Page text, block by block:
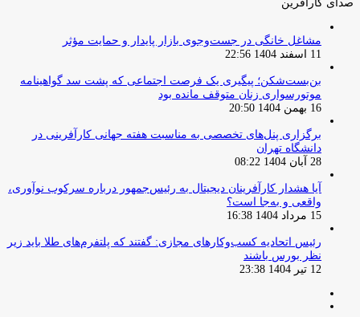
صدای کارآفرین
مشاغل خانگی در جست‌وجوی بازار پایدار و حمایت مؤثر
11 اسفند 1404 22:56
بن‌بست‌شکن؛ پیگیری یک فرصت اجتماعی که پشت سد گواهینامه
موتورسواری زنان متوقف مانده بود
16 بهمن 1404 20:50
برگزاری پنل‌های تخصصی به مناسبت هفته جهانی کارآفرینی در
دانشگاه تهران
28 آبان 1404 08:22
آیا هشدار کارآفرینان دیجیتال به رئیس‌جمهور درباره سرکوب نوآوری،
واقعی و به‌جا است؟
15 مرداد 1404 16:38
‏رئیس اتحادیه کسب‌وکارهای مجازی: گفتند که پلتفرم‌های طلا باید زیر
نظر بورس باشند
12 تیر 1404 23:38